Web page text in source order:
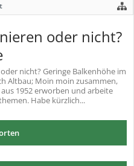
oder nicht?
nicht? Geringe Balkenhöhe im
Altbau; Moin moin zusammen,
1952 erworben und arbeite
Habe kürzlich...